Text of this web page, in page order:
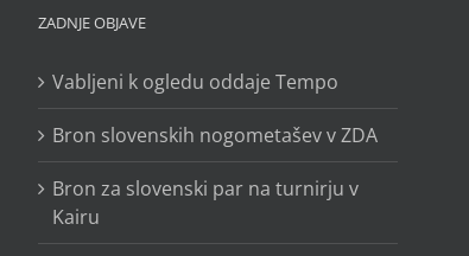
ZADNJE OBJAVE
Vabljeni k ogledu oddaje Tempo
Bron slovenskih nogometašev v ZDA
Bron za slovenski par na turnirju v
Kairu